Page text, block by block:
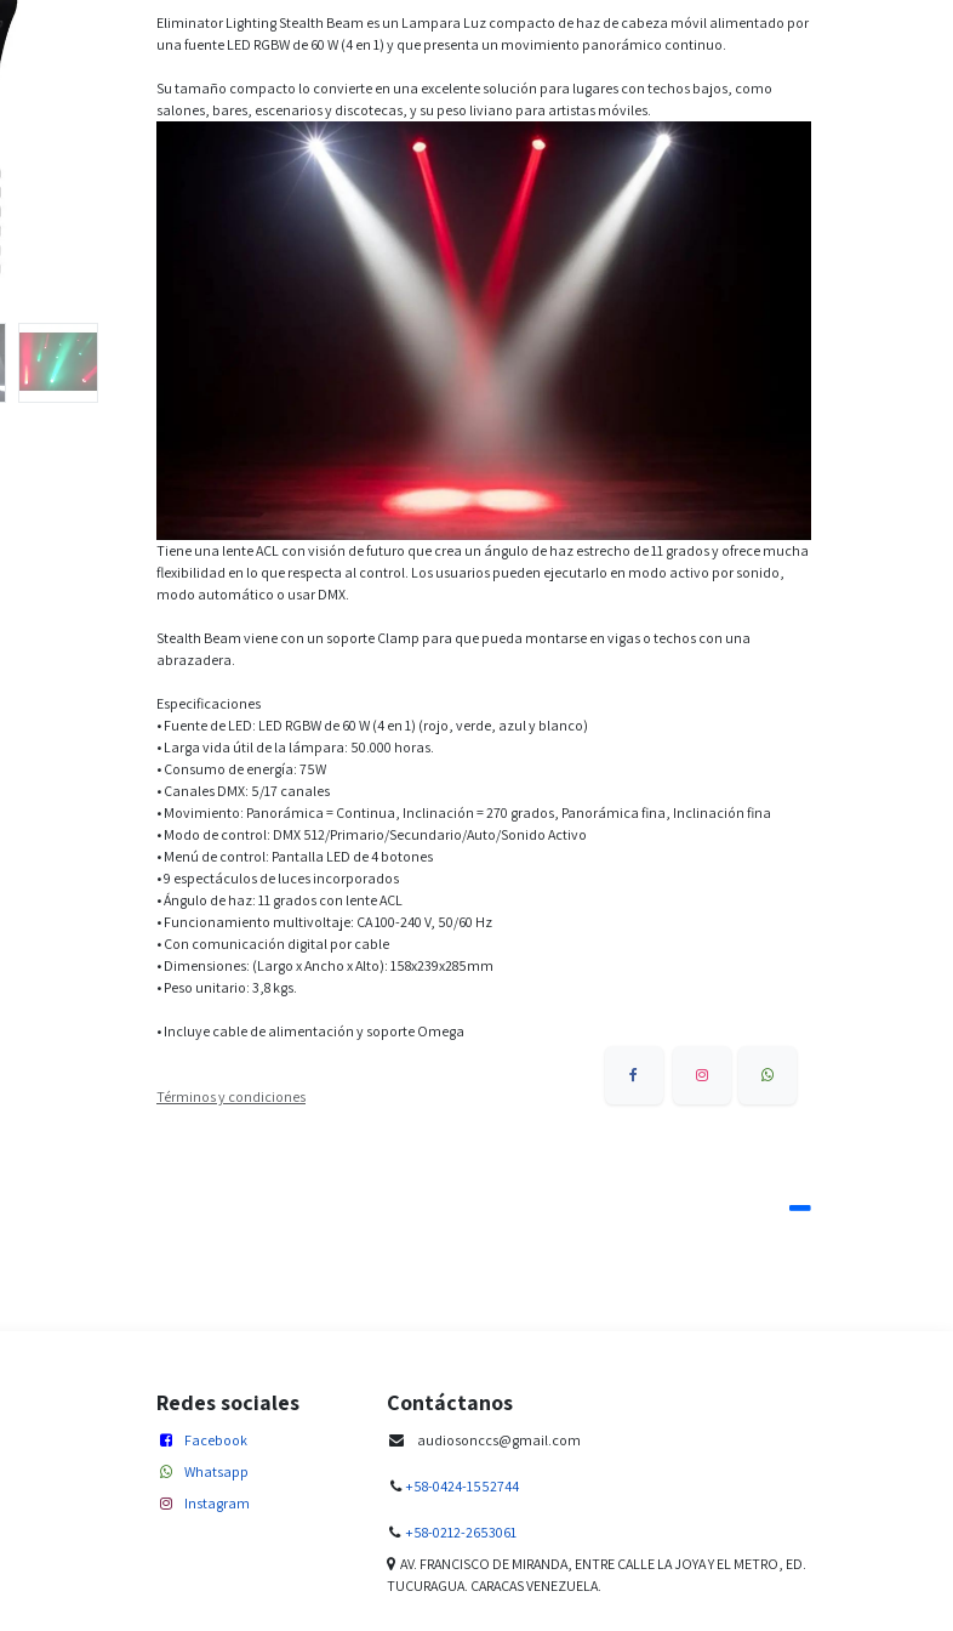
Eliminator Lighting Stealth Beam es un Lampara Luz compacto de haz de cabeza móvil alimentado por
una fuente LED RGBW de 60 W (4 en 1) y que presenta un movimiento panorámico continuo.
Su tamaño compacto lo convierte en una excelente solución para lugares con techos bajos, como
salones, bares, escenarios y discotecas, y su peso liviano para artistas móviles.
Tiene una lente ACL con visión de futuro que crea un ángulo de haz estrecho de 11 grados y ofrece mucha
flexibilidad en lo que respecta al control. Los usuarios pueden ejecutarlo en modo activo por sonido,
modo automático o usar DMX.
Stealth Beam viene con un soporte Clamp para que pueda montarse en vigas o techos con una
abrazadera.
Especificaciones
• Fuente de LED: LED RGBW de 60 W (4 en 1) (rojo, verde, azul y blanco)
• Larga vida útil de la lámpara: 50.000 horas.
• Consumo de energía: 75W
• Canales DMX: 5/17 canales
• Movimiento: Panorámica = Continua, Inclinación = 270 grados, Panorámica fina, Inclinación fina
• Modo de control: DMX 512/Primario/Secundario/Auto/Sonido Activo
• Menú de control: Pantalla LED de 4 botones
• 9 espectáculos de luces incorporados
• Ángulo de haz: 11 grados con lente ACL
• Funcionamiento multivoltaje: CA 100-240 V, 50/60 Hz
• Con comunicación digital por cable
• Dimensiones: (Largo x Ancho x Alto): 158x239x285mm
• Peso unitario: 3,8 kgs.
• Incluye cable de alimentación y soporte Omega
Términos y condiciones
Redes sociales
Facebook
Whatsapp
Instagram
Contáctanos
audiosonccs@gmail.com
+58-0424-1552744
+58-0212-2653061
AV. FRANCISCO DE MIRANDA, ENTRE CALLE LA JOYA Y EL METRO, ED.
TUCURAGUA. CARACAS VENEZUELA.